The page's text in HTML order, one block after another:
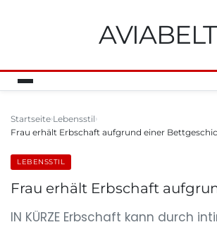
AVIABELT
Startseite Lebensstil
Frau erhält Erbschaft aufgrund einer
LEBENSSTIL
Frau erhält Erbschaft
IN KÜRZE Erbschaft kann durch